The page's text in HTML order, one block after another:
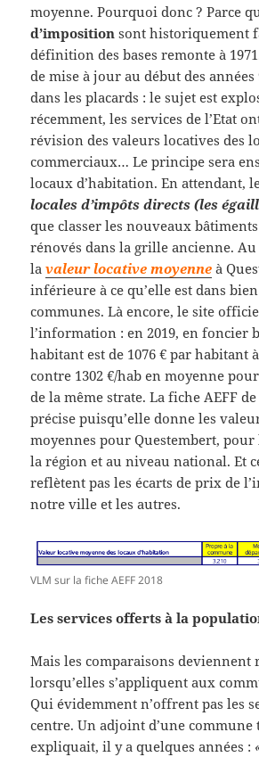
moyenne. Pourquoi donc ? Parce
d’imposition sont historiquement
définition des bases remonte à
de mise à jour au début des années
dans les placards : le sujet est
récemment, les services de l’Etat
révision des valeurs locatives des
commerciaux… Le principe sera
locaux d’habitation. En attendant,
locales d’impôts directs (les
que classer les nouveaux
rénovés dans la grille ancienne.
lavaleur locative moyenne à
inférieure à ce qu’elle est dans bien
communes. Là encore, le site
l’information : en 2019, en foncier
habitant est de 1076 € par habitant
contre 1302 €/hab en moyenne
de la même strate. La fiche AEFF
précise puisqu’elle donne les
moyennes pour Questembert, pour
la région et au niveau national. Et
reflètent pas les écarts de prix de
notre ville et les autres.
VLM sur la fiche AEFF 2018
Les services offerts à la
Mais les comparaisons deviennent
lorsqu’elles s’appliquent aux
Qui évidemment n’offrent pas les
centre. Un adjoint d’une commune
expliquait, il y a quelques années :